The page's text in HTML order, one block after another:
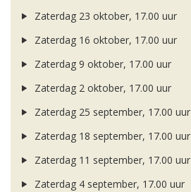
Zaterdag 23 oktober, 17.00 uur
Zaterdag 16 oktober, 17.00 uur
Zaterdag 9 oktober, 17.00 uur
Zaterdag 2 oktober, 17.00 uur
Zaterdag 25 september, 17.00 uur
Zaterdag 18 september, 17.00 uur
Zaterdag 11 september, 17.00 uur
Zaterdag 4 september, 17.00 uur